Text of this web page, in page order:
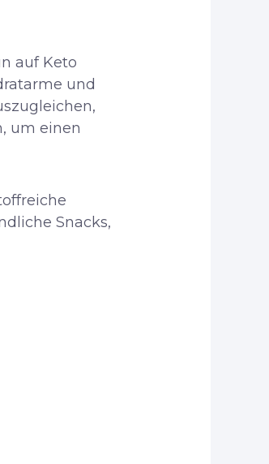
auf Keto
und
um einen
Snacks,